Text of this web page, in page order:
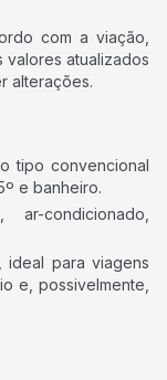
com a viação,
atualizados
alterações.
tipo convencional
e banheiro.
condicionado,
ideal para viagens
e, possivelmente,